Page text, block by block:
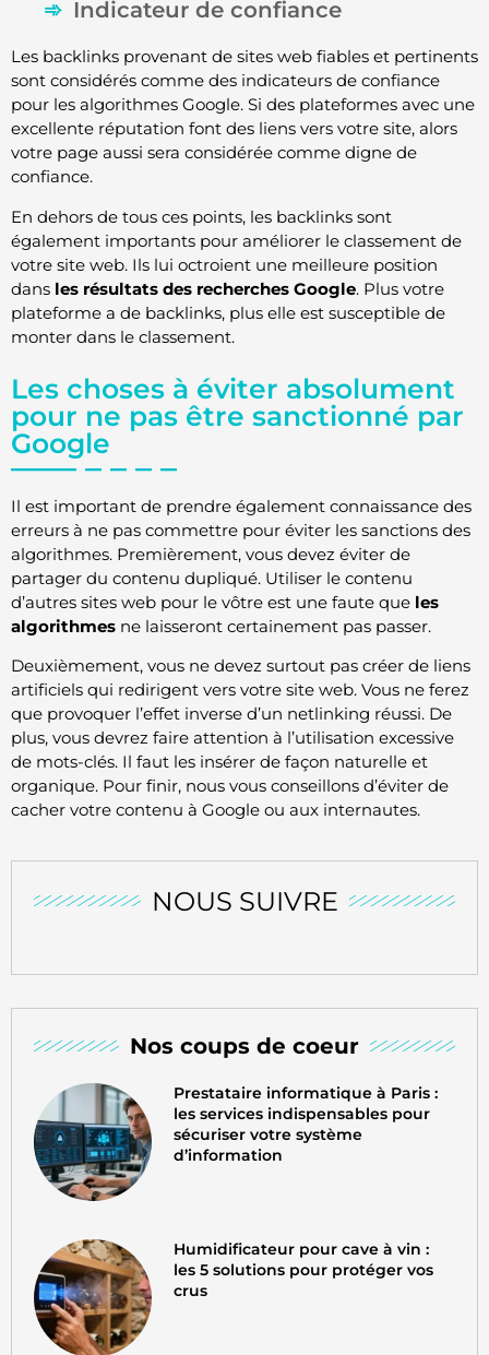
NOUS SUIVRE
Nos coups de coeur
Prestataire informatique à Paris :
les services indispensables pour
sécuriser votre système
d’information
Humidificateur pour cave à vin :
les 5 solutions pour protéger vos
crus
Indicateur de confiance
Les backlinks provenant de sites web fiables et pertinents
sont considérés comme des indicateurs de confiance
pour les algorithmes Google. Si des plateformes avec une
excellente réputation font des liens vers votre site, alors
votre page aussi sera considérée comme digne de
confiance.
En dehors de tous ces points, les backlinks sont
également importants pour améliorer le classement de
votre site web. Ils lui octroient une meilleure position
dans les résultats des recherches Google. Plus votre
plateforme a de backlinks, plus elle est susceptible de
monter dans le classement.
Les choses à éviter absolument
pour ne pas être sanctionné par
Google
Il est important de prendre également connaissance des
erreurs à ne pas commettre pour éviter les sanctions des
algorithmes. Premièrement, vous devez éviter de
partager du contenu dupliqué. Utiliser le contenu
d’autres sites web pour le vôtre est une faute que les
algorithmes ne laisseront certainement pas passer.
Deuxièmement, vous ne devez surtout pas créer de liens
artificiels qui redirigent vers votre site web. Vous ne ferez
que provoquer l’effet inverse d’un netlinking réussi. De
plus, vous devrez faire attention à l’utilisation excessive
de mots-clés. Il faut les insérer de façon naturelle et
organique. Pour finir, nous vous conseillons d’éviter de
cacher votre contenu à Google ou aux internautes.